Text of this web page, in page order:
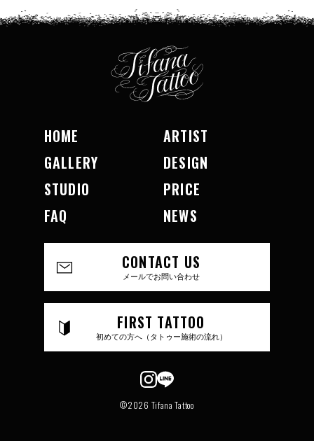
HOME
ARTIST
GALLERY
DESIGN
STUDIO
PRICE
FAQ
NEWS
CONTACT US
メールでお問い合わせ
FIRST TATTOO
初めての方へ（タトゥー施術の流れ）
©2026 Tifana Tattoo